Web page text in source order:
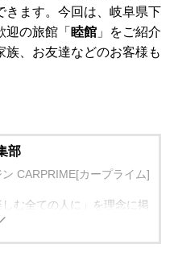
きます。今回は、岐阜県下
の旅館「 睦館 」をご紹介
族、お友達などのお客様も
部
CARPRIME[カープライム]
しむ全ての人に」を理念に掲
でいます。